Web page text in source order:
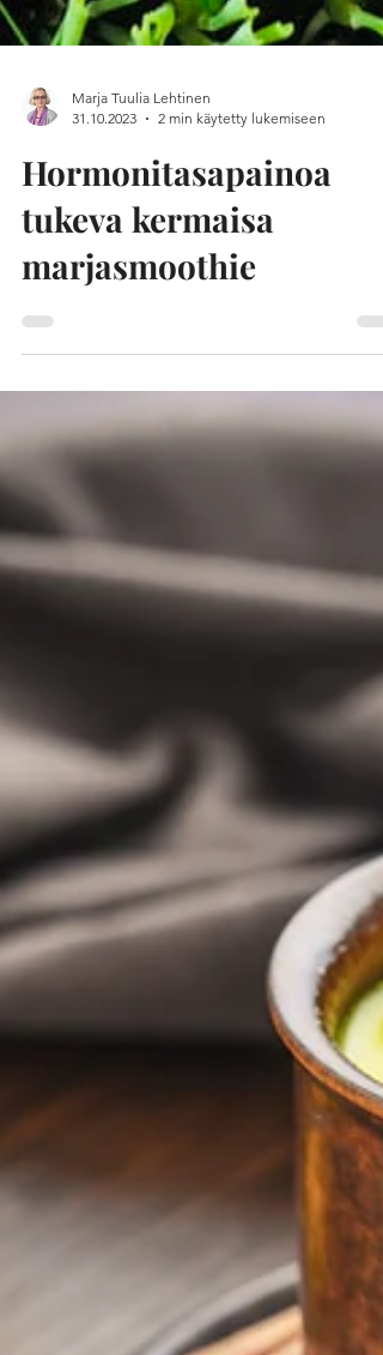
Marja Tuulia Lehtinen
31.10.2023
2 min käytetty lukemiseen
Hormonitasapainoa
tukeva kermaisa
marjasmoothie